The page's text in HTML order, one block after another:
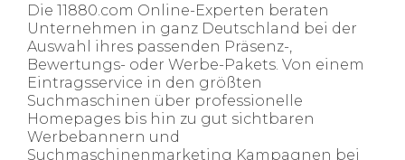
Die 11880.com Online-Experten beraten
Unternehmen in ganz Deutschland bei der
Auswahl ihres passenden Präsenz-,
Bewertungs- oder Werbe-Pakets. Von einem
Eintragsservice in den größten
Suchmaschinen über professionelle
Homepages bis hin zu gut sichtbaren
Werbebannern und
Suchmaschinenmarketing Kampagnen bei